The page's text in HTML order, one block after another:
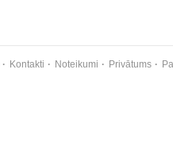
Kontakti Noteikumi Privātums